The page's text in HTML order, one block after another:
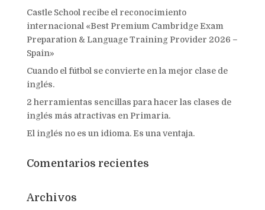
Castle School recibe el reconocimiento
internacional «Best Premium Cambridge Exam
Preparation & Language Training Provider 2026 –
Spain»
Cuando el fútbol se convierte en la mejor clase de
inglés.
2 herramientas sencillas para hacer las clases de
inglés más atractivas en Primaria.
El inglés no es un idioma. Es una ventaja.
Comentarios recientes
Archivos